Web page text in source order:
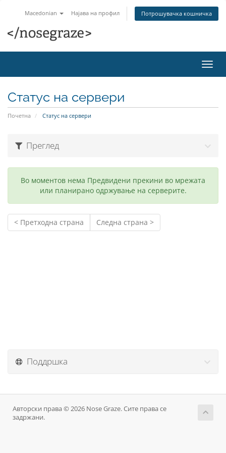
Macedonian Најава на профил Потрошувачка кошничка
ја
Статус на сервери
Почетна Статус на сервери
Преглед
Во моментов нема Предвидени прекини во мрежата
или планирано одржување на серверите.
< Претходна страна Следна страна >
Поддршка
Авторски права © 2026 Nose Graze. Сите права се
задржани.